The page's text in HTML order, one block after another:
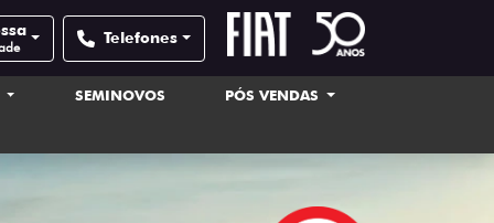
Telefones
SEMINOVOS PÓS VENDAS